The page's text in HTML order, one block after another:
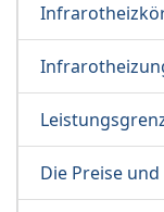
Die Preise